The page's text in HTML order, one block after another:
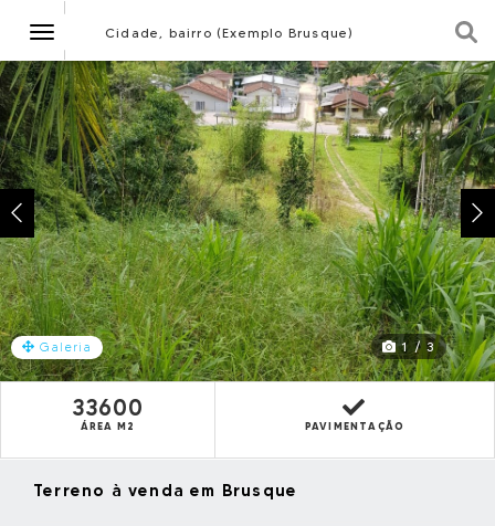
NavegaçãoCidade, bairro (Exemplo Brusque)
Galeria 1 / 3
33600
ÁREA M2 PAVIMENTAÇÃO
Terreno à venda em Brusque